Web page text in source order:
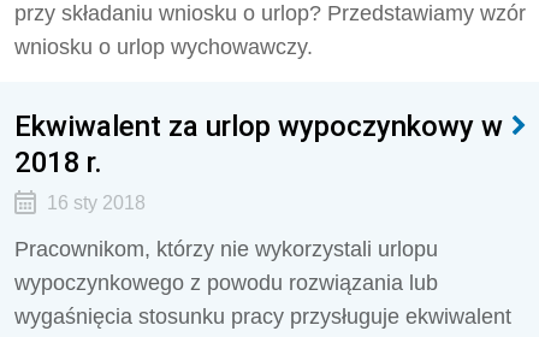
przy składaniu wniosku o urlop? Przedstawiamy wzór
wniosku o urlop wychowawczy.
Ekwiwalent za urlop wypoczynkowy w
2018 r.
16 sty 2018
Pracownikom, którzy nie wykorzystali urlopu
wypoczynkowego z powodu rozwiązania lub
wygaśnięcia stosunku pracy przysługuje ekwiwalent